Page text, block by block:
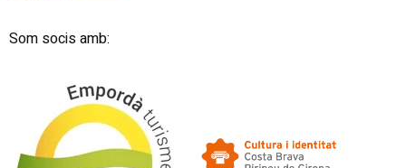
Som socis amb: